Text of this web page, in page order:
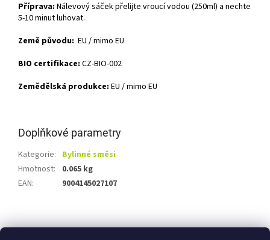
Příprava: Nálevový sáček přelijte vroucí vodou (250ml) a nechte
5-10 minut luhovat.
Země původu: EU / mimo EU
BIO certifikace: CZ-BIO-002
Zemědělská produkce: EU / mimo EU
Doplňkové parametry
Kategorie: Bylinné směsi
Hmotnost:
0.065 kg
EAN: 9004145027107
á